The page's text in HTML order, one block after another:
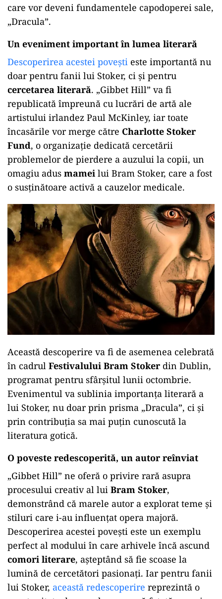
care vor deveni fundamentele capodoperei sale,
„Dracula”.
Un eveniment important în lumea literară
Descoperirea acestei povești este importantă nu
doar pentru fanii lui Stoker, ci și pentru
cercetarea literară. „Gibbet Hill” va fi
republicată împreună cu lucrări de artă ale
artistului irlandez Paul McKinley, iar toate
încasările vor merge către Charlotte Stoker
Fund, o organizație dedicată cercetării
problemelor de pierdere a auzului la copii, un
omagiu adus mamei lui Bram Stoker, care a fost
o susținătoare activă a cauzelor medicale.
Această descoperire va fi de asemenea celebrată
în cadrul Festivalului Bram Stoker din Dublin,
programat pentru sfârșitul lunii octombrie.
Evenimentul va sublinia importanța literară a
lui Stoker, nu doar prin prisma „Dracula”, ci și
prin contribuția sa mai puțin cunoscută la
literatura gotică.
O poveste redescoperită, un autor reînviat
„Gibbet Hill” ne oferă o privire rară asupra
procesului creativ al lui Bram Stoker,
demonstrând că marele autor a explorat teme și
stiluri care i-au influențat opera majoră.
Descoperirea acestei povești este un exemplu
perfect al modului în care arhivele încă ascund
comori literare, așteptând să fie scoase la
lumină de cercetători pasionați. Iar pentru fanii
lui Stoker, această redescoperire reprezintă o